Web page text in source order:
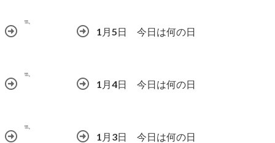
1月5日 今日は何の日
1月4日 今日は何の日
1月3日 今日は何の日